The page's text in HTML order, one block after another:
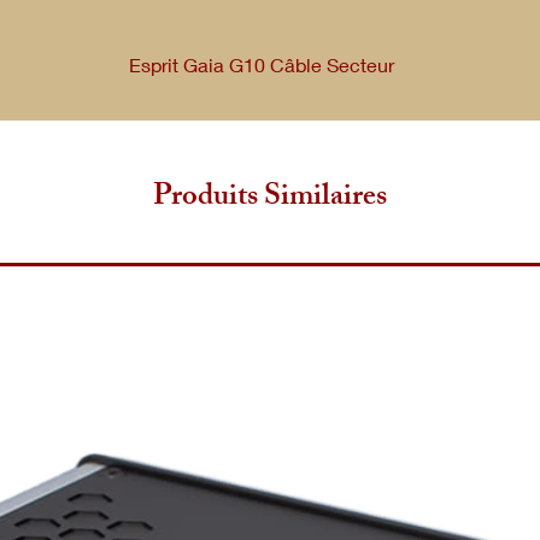
Esprit Gaia G10 Câble Secteur
Produits Similaires